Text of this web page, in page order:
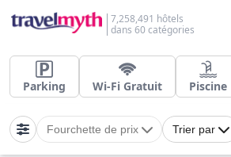
7,258,491 hôtels
dans 60 catégories
Parking Wi-Fi Gratuit Piscine
Fourchette de prix Trier par